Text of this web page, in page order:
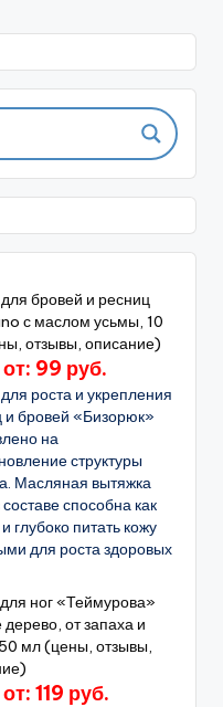
бровей и ресниц
с маслом усьмы, 10
отзывы, описание)
99 руб.
роста и укрепления
и бровей «Бизорюк»
на
структуры
Масляная вытяжка
способна как
глубоко питать кожу
для роста здоровых
ног «Теймурова»
дерево, от запаха и
мл (цены, отзывы,
119 руб.